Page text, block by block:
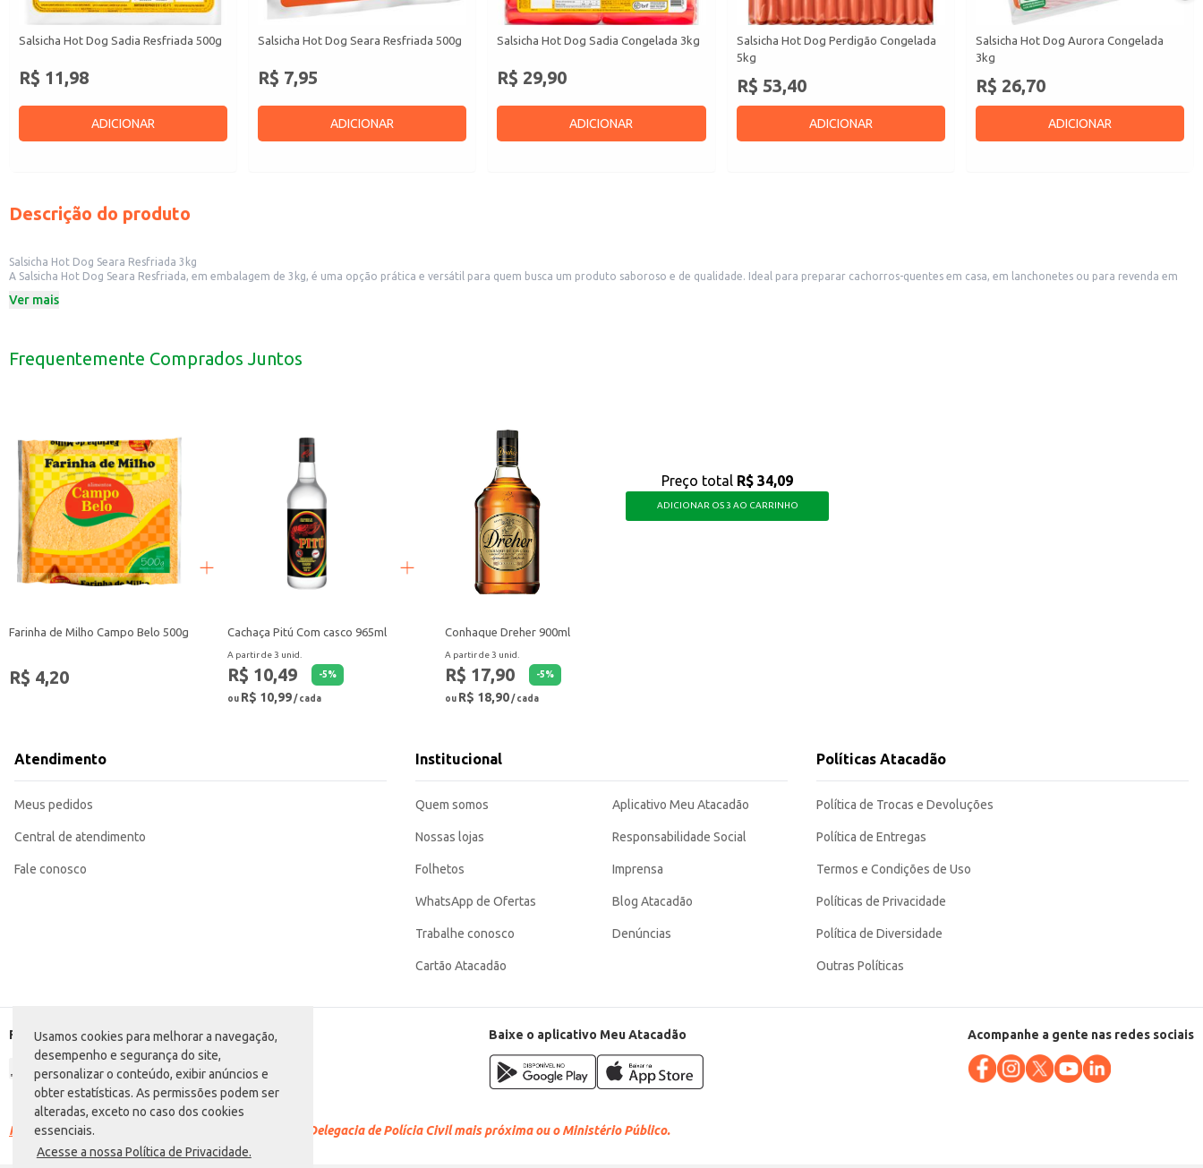
Usamos cookies para melhorar a navegação,
desempenho e segurança do site,
personalizar o conteúdo, exibir anúncios e
obter estatísticas. As permissões podem ser
alteradas, exceto no caso dos cookies
essenciais.
Acesse a nossa Política de Privacidade.
Salsicha Hot Dog Sadia Resfriada 500g
R$ 11,98
ADICIONAR
Salsicha Hot Dog Seara Resfriada 500g
R$ 7,95
ADICIONAR
Salsicha Hot Dog Sadia Congelada 3kg
R$ 29,90
ADICIONAR
Salsicha Hot Dog Perdigão Congelada
5kg
R$ 53,40
ADICIONAR
Salsicha Hot Dog Aurora Congelada
3kg
R$ 26,70
ADICIONAR
Descrição do produto
Salsicha Hot Dog Seara Resfriada 3kg
A Salsicha Hot Dog Seara Resfriada, em embalagem de 3kg, é uma opção prática e versátil para quem busca um produto saboroso e de qualidade. Ideal para preparar cachorros-quentes em casa, em lanchonetes ou para revenda em
Dicas de Uso:
Ótima opção para eventos e festas.
Ver mais
Frequentemente Comprados Juntos
Farinha de Milho Campo Belo 500g
R$ 4,20
Cachaça Pitú Com casco 965ml
A partir de 3 unid.
R$ 10,49 -5%
ou R$ 10,99/ cada
Conhaque Dreher 900ml
A partir de 3 unid.
R$ 17,90 -5%
ou R$ 18,90/ cada
Preço total R$ 34,09
ADICIONAR OS 3 AO CARRINHO
Atendimento
Meus pedidos
Central de atendimento
Fale conosco
Institucional
Quem somos
Nossas lojas
Folhetos
WhatsApp de Ofertas
Trabalhe conosco
Cartão Atacadão
Aplicativo Meu Atacadão
Responsabilidade Social
Imprensa
Blog Atacadão
Denúncias
Políticas Atacadão
Política de Trocas e Devoluções
Política de Entregas
Termos e Condições de Uso
Políticas de Privacidade
Política de Diversidade
Outras Políticas
Formas de pagamento Baixe o aplicativo Meu Atacadão Acompanhe a gente nas redes sociais
Racismo é crime. Denuncie. Disque 100 ou procure a Delegacia de Polícia Civil mais próxima ou o Ministério Público.